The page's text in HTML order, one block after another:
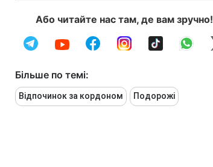
Або читайте нас там, де вам зручно!
Більше по темі:
Відпочинок за кордоном Подорожі